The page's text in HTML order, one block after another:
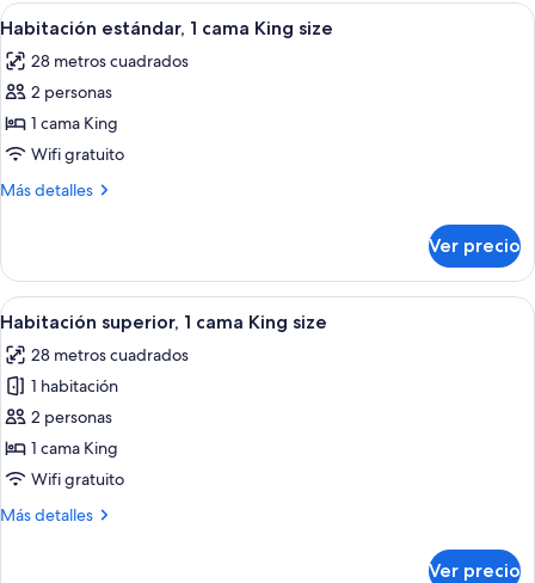
Abrir
todas
las
fotos
de
Habitación
estándar,
King
size
Una cama bien hecha con sábanas
6
Habitación estándar, 1 cama King size
28 metros cuadrados
2 personas
1 cama King
Wifi gratuito
Más detalles
Más
estándar,
cama
size
Ver precio
Abrir
todas
las
fotos
de
Habitación
superior,
cama
Una habitación de hotel con una
6
Habitación superior, 1 cama King size
28 metros cuadrados
1 habitación
2 personas
1 cama King
Wifi gratuito
Más detalles
Más
Ver precio